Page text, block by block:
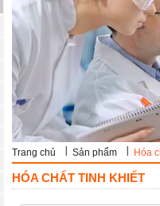
Trang chủ Sản phẩm Hóa
HÓA CHẤT TINH KHIẾT